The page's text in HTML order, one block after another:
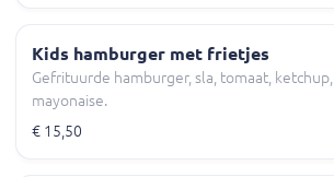
Kids hamburger met frietjes
Gefrituurde hamburger, sla, tomaat, ketchup,
mayonaise.
€ 15,50